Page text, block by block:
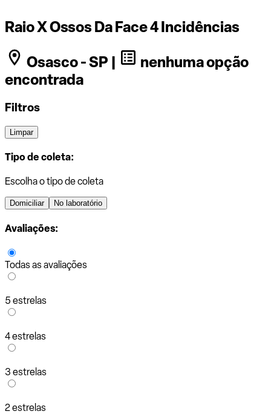
Raio X Ossos Da Face 4 Incidências
Osasco - SP |
nenhuma opção
encontrada
Filtros
Limpar
Tipo de coleta:
Escolha o tipo de coleta
Domiciliar No laboratório
Avaliações:
Todas as avaliações
5 estrelas
4 estrelas
3 estrelas
2 estrelas